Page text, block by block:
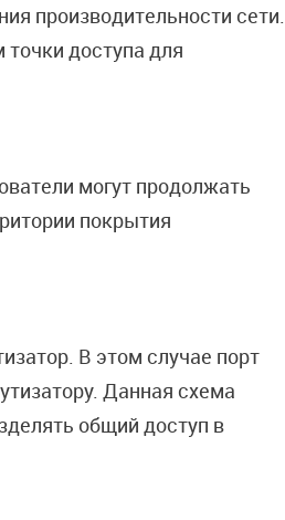
производительности сети.
доступа для
могут продолжать
покрытия
В этом случае порт
Данная схема
общий доступ в